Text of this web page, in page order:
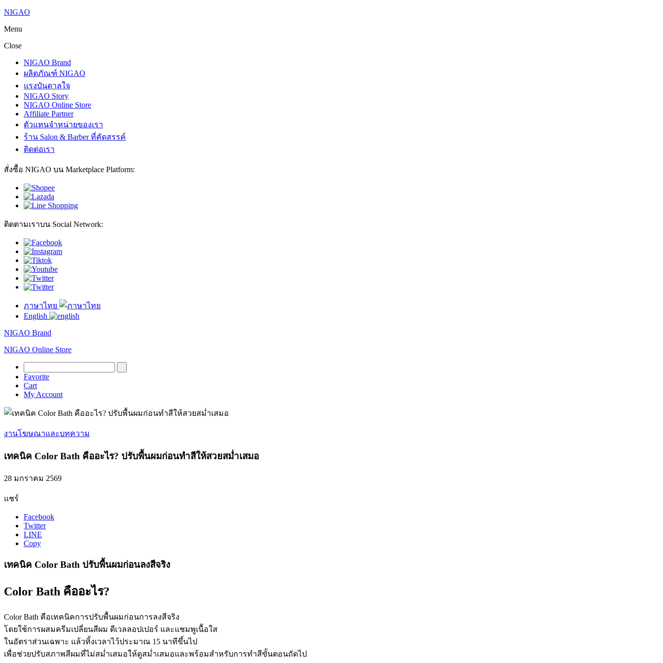
NIGAO
Menu
Close
NIGAO Brand
ผลิตภัณฑ์ NIGAO
แรงบันดาลใจ
NIGAO Story
NIGAO Online Store
Affiliate Partner
ตัวแทนจำหน่ายของเรา
ร้าน Salon & Barber ที่คัดสรรค์
ติดต่อเรา
สั่งซื้อ NIGAO บน Marketplace Platform:
ติดตามเราบน Social Network:
ภาษาไทย
English
NIGAO Brand
NIGAO Online Store
Favorite
Cart
My Account
งานโฆษณาและบทความ
เทคนิค Color Bath คืออะไร? ปรับพื้นผมก่อนทำสีให้สวยสม่ำเสมอ
28 มกราคม 2569
แชร์
Facebook
Twitter
LINE
Copy
เทคนิค Color Bath ปรับพื้นผมก่อนลงสีจริง
Color Bath คืออะไร?
Color Bath คือเทคนิคการปรับพื้นผมก่อนการลงสีจริง
โดยใช้การผสมครีมเปลี่ยนสีผม ดีเวลลอปเปอร์ และแชมพูเนื้อใส
ในอัตราส่วนเฉพาะ แล้วทิ้งเวลาไว้ประมาณ 15 นาทีขึ้นไป
เพื่อช่วยปรับสภาพสีผมที่ไม่สม่ำเสมอให้ดูสม่ำเสมอและพร้อมสำหรับการทำสีขั้นตอนถัดไป